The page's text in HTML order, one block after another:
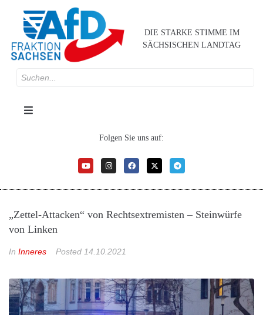
DIE STARKE STIMME IM
SÄCHSISCHEN LANDTAG
Folgen Sie uns auf:
„Zettel-Attacken“ von Rechtsextremisten – Steinwürfe
von Linken
In Inneres Posted 14.10.2021